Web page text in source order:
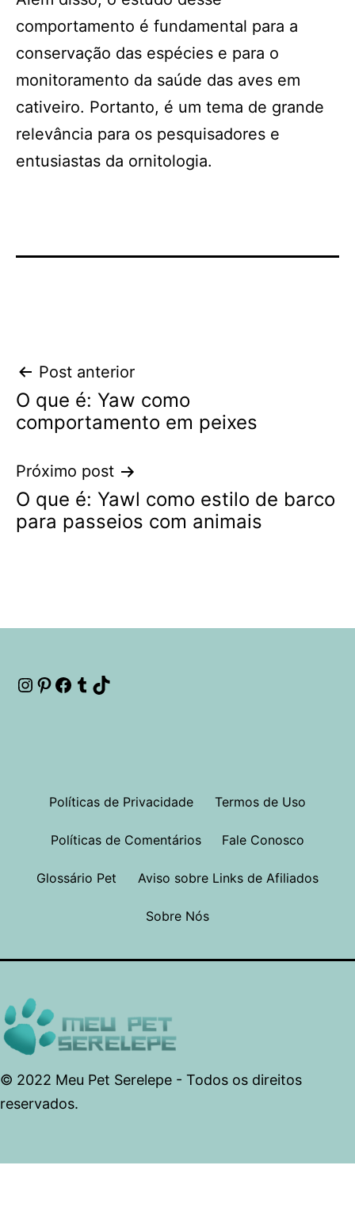
comportamento é fundamental para a
conservação das espécies e para o
monitoramento da saúde das aves em
cativeiro. Portanto, é um tema de grande
relevância para os pesquisadores e
entusiastas da ornitologia.
Navegação
de
Post
Post anterior
O que é: Yaw como
comportamento em peixes
Próximo post
O que é: Yawl como estilo de barco
para passeios com animais
Instagram
Pinterest
Facebook
Tumblr
Políticas de Privacidade Termos de Uso
Políticas de Comentários Fale Conosco
Glossário Pet Aviso sobre Links de Afiliados
Sobre Nós
© 2022 Meu Pet Serelepe - Todos os direitos
reservados.